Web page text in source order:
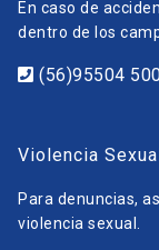
En caso de
dentro de los
(56)95504
Violencia
Para denuncias,
violencia sexual.